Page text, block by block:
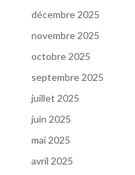
décembre 2025
novembre 2025
octobre 2025
septembre 2025
juillet 2025
juin 2025
mai 2025
avril 2025